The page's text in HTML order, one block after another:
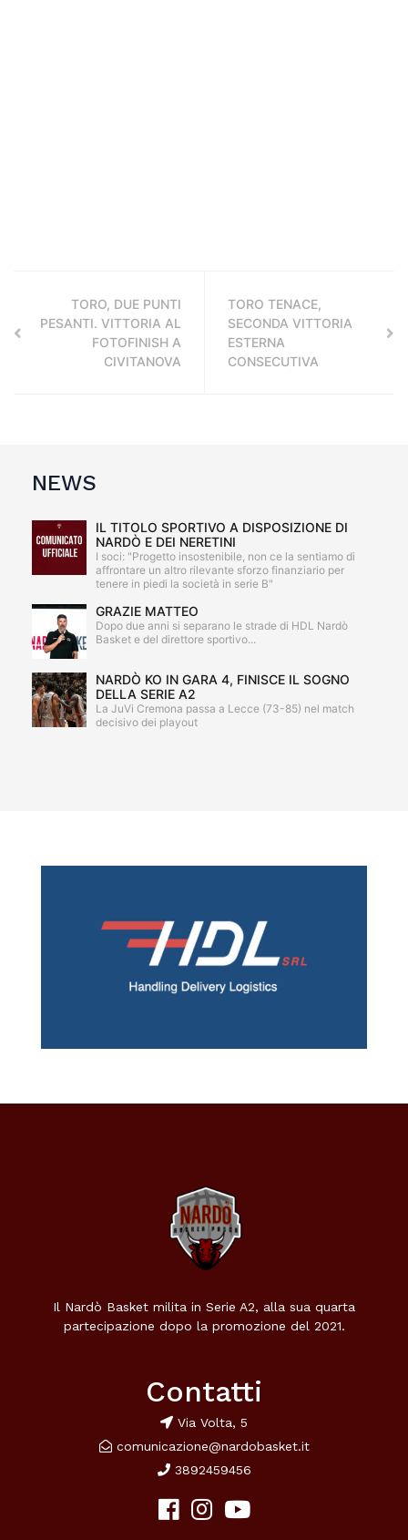
TORO, DUE PUNTI
PESANTI. VITTORIA AL
FOTOFINISH A
CIVITANOVA
TORO TENACE,
SECONDA VITTORIA
ESTERNA
CONSECUTIVA
NEWS
IL TITOLO SPORTIVO A DISPOSIZIONE DI
NARDÒ E DEI NERETINI
I soci: "Progetto insostenibile, non ce la sentiamo di
affrontare un altro rilevante sforzo finanziario per
tenere in piedi la società in serie B"
GRAZIE MATTEO
Dopo due anni si separano le strade di HDL Nardò
Basket e del direttore sportivo...
NARDÒ KO IN GARA 4, FINISCE IL SOGNO
DELLA SERIE A2
La JuVi Cremona passa a Lecce (73-85) nel match
decisivo dei playout
Il Nardò Basket milita in Serie A2, alla sua quarta
partecipazione dopo la promozione del 2021.
Contatti
Via Volta, 5
comunicazione@nardobasket.it
3892459456